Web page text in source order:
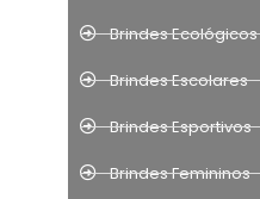
Brindes Ecológicos
Brindes Escolares
Brindes Esportivos
Brindes Femininos